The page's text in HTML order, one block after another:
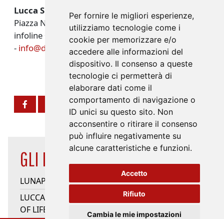
Per fornire le migliori esperienze,
utilizziamo tecnologie come i
cookie per memorizzare e/o
accedere alle informazioni del
dispositivo. Il consenso a queste
tecnologie ci permetterà di
elaborare dati come il
comportamento di navigazione o
ID unici su questo sito. Non
acconsentire o ritirare il consenso
può influire negativamente su
alcune caratteristiche e funzioni.
Accetto
Rifiuto
Cambia le mie impostazioni
Lucca Summer Festival
Piazza Napoleone - Lucca
infoline +39 0584 46477
- info@dalessandroegalli.com
GLI EVENTI IN EVIDENZA
LUNAPARK
LUCCA JAZZ DONNA - QUINTO ELEMENTO/SONG
OF LIFE/HEARTSONGS